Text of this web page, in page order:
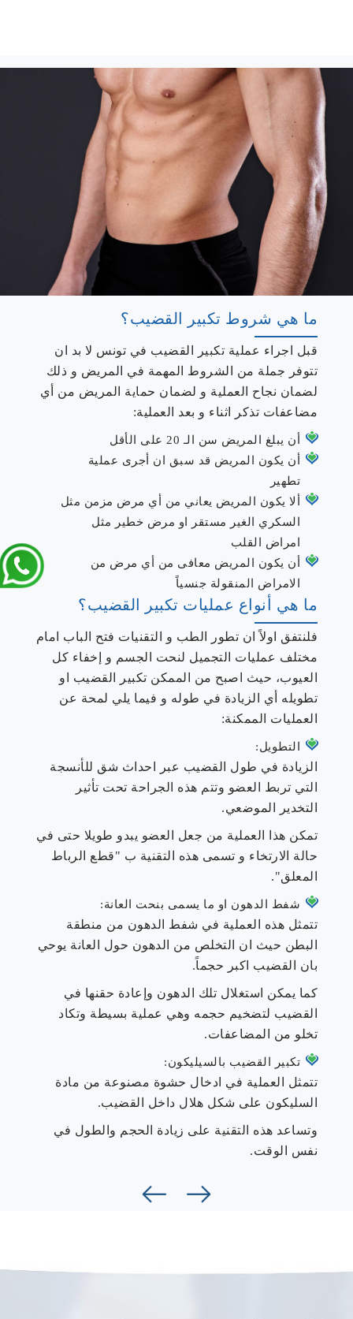
ما هي شروط تكبير القضيب؟
قبل اجراء عملية تكبير القضيب في تونس لا بد ان
تتوفر جملة من الشروط المهمة في المريض و ذلك
لضمان نجاح العملية و لضمان حماية المريض من أي
مضاعفات تذكر اثناء و بعد العملية:
أن يبلغ المريض سن الـ 20 على الأقل
أن يكون المريض قد سبق ان أجرى عملية
تطهير
ألا يكون المريض يعاني من أي مرض مزمن مثل
السكري الغير مستقر او مرض خطير مثل
امراض القلب
أن يكون المريض معافى من أي مرض من
الامراض المنقولة جنسياً
ما هي أنواع عمليات تكبير القضيب؟
فلنتفق اولاً ان تطور الطب و التقنيات فتح الباب امام
مختلف عمليات التجميل لنحت الجسم و إخفاء كل
العيوب، حيث اصبح من الممكن تكبير القضيب او
تطويله أي الزيادة في طوله و فيما يلي لمحة عن
العمليات الممكنة:
التطويل:
الزيادة في طول القضيب عبر احداث شق للأنسجة
التي تربط العضو وتتم هذه الجراحة تحت تأثير
التخدير الموضعي.
تمكن هذا العملية من جعل العضو يبدو طويلا حتى في
حالة الارتخاء و تسمى هذه التقنية ب "قطع الرباط
المعلق".
شفط الدهون او ما يسمى بنحت العانة:
تتمثل هذه العملية في شفط الدهون من منطقة
البطن حيث ان التخلص من الدهون حول العانة يوحي
بان القضيب اكبر حجماً.
كما يمكن استغلال تلك الدهون وإعادة حقنها في
القضيب لتضخيم حجمه وهي عملية بسيطة وتكاد
تخلو من المضاعفات.
تكبير القضيب بالسيليكون:
تتمثل العملية في ادخال حشوة مصنوعة من مادة
السليكون على شكل هلال داخل القضيب.
وتساعد هذه التقنية على زيادة الحجم والطول في
نفس الوقت.